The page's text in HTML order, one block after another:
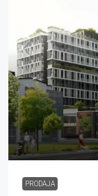
-
PRODAJA